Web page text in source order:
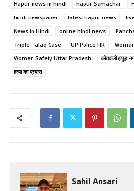
Hapur news in hindi
hapur Samachar
hindi newspaper
latest hapur news
News in Hindi
online hindi news
Triple Talaq Case
UP Police FIR
Women Safety Uttar Pradesh
कोतवाली हापुड़
हत्या का प्रयास
Sahil Ansari